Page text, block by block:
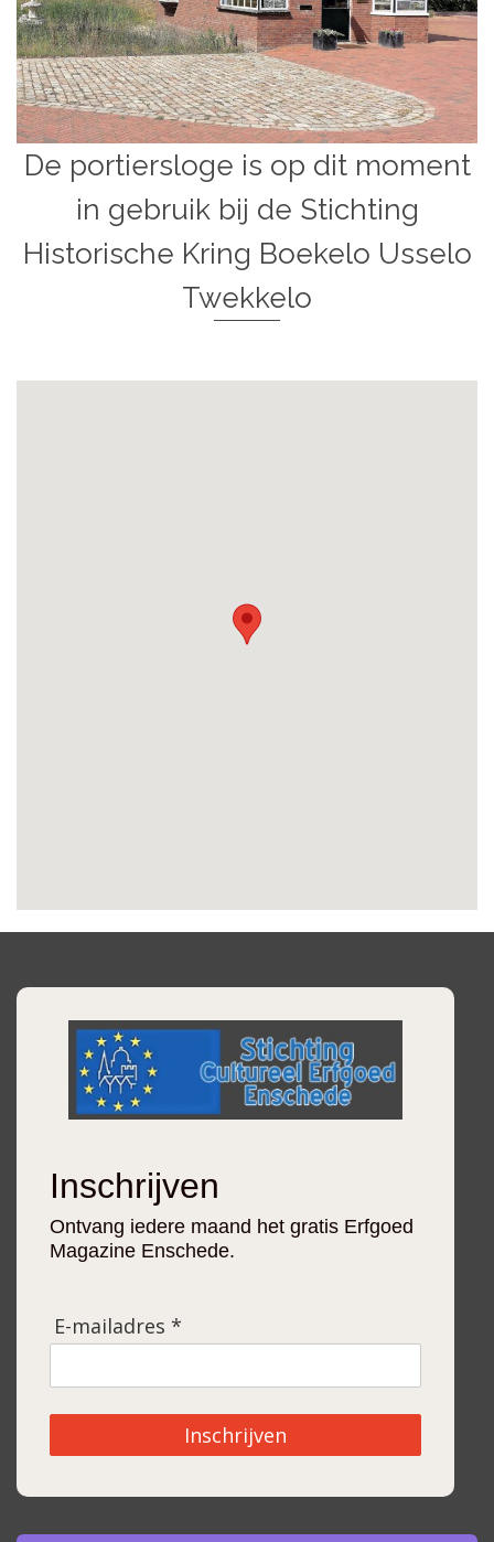
De portiersloge is op dit moment
in gebruik bij de Stichting
Historische Kring Boekelo Usselo
Twekkelo
Inschrijven
Ontvang iedere maand het gratis Erfgoed
Magazine Enschede.
E-mailadres *
Inschrijven